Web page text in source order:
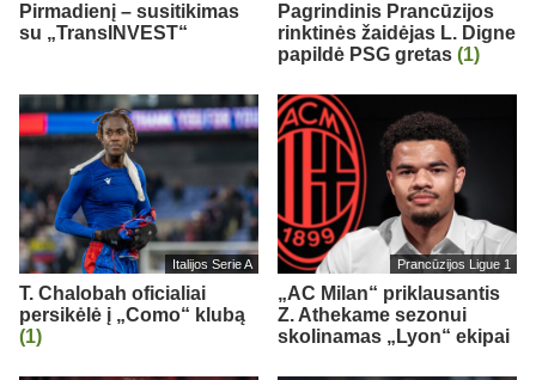
Pirmadienį – susitikimas
su „TransINVEST“
Pagrindinis Prancūzijos
rinktinės žaidėjas L. Digne
papildė PSG gretas (1)
Italijos Serie A
T. Chalobah oficialiai
persikėlė į „Como“ klubą
(1)
Prancūzijos Ligue 1
„AC Milan“ priklausantis
Z. Athekame sezonui
skolinamas „Lyon“ ekipai